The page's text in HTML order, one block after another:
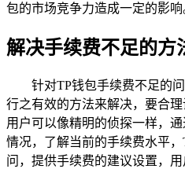
包的市场竞争力造成一定的影响
解决手续费不足的方
针对TP钱包手续费不足的
行之有效的方法来解决，要合
用户可以像精明的侦探一样，
情况，了解当前的手续费水平
问，提供手续费的建议设置，